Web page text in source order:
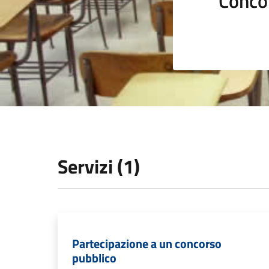
Servizi (1)
Partecipazione a un concorso
pubblico